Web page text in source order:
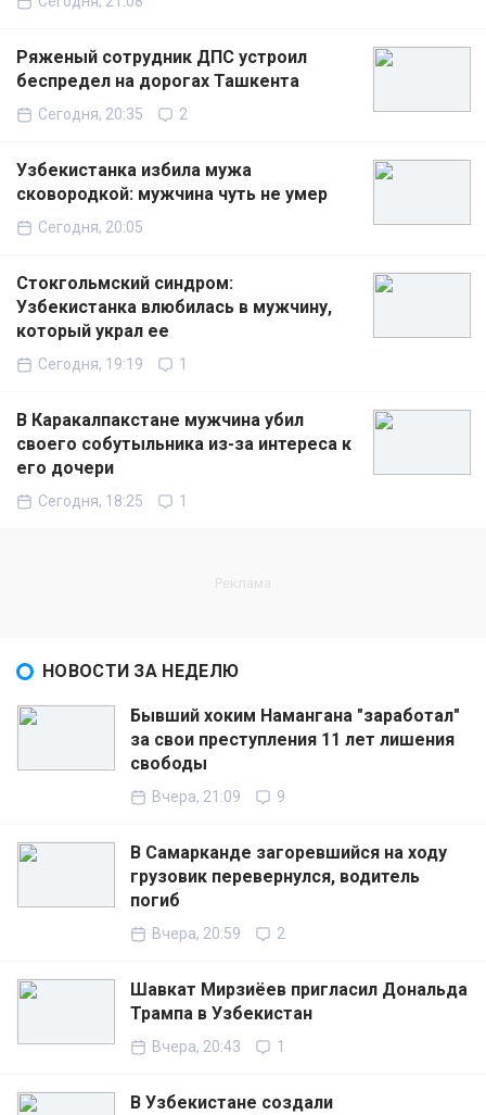
Ряженый сотрудник ДПС устроил
беспредел на дорогах Ташкента
Сегодня, 20:35 2
Узбекистанка избила мужа
сковородкой: мужчина чуть не умер
Сегодня, 20:05
Стокгольмский синдром:
Узбекистанка влюбилась в мужчину,
который украл ее
Сегодня, 19:19 1
В Каракалпакстане мужчина убил
своего собутыльника из-за интереса к
его дочери
Сегодня, 18:25 1
НОВОСТИ ЗА НЕДЕЛЮ
Бывший хоким Намангана "заработал"
за свои преступления 11 лет лишения
свободы
Вчера, 21:09 9
В Самарканде загоревшийся на ходу
грузовик перевернулся, водитель
погиб
Вчера, 20:59 2
Шавкат Мирзиёев пригласил Дональда
Трампа в Узбекистан
Вчера, 20:43 1
В Узбекистане создали